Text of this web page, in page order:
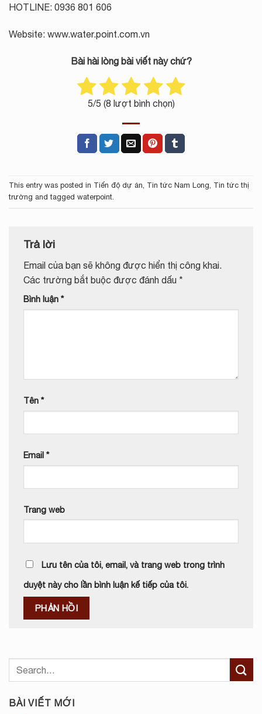
HOTLINE: 0936 801 606
Website: www.water.point.com.vn
Bài hài lòng bài viết này chứ?
5/5 (8 lượt bình chọn)
This entry was posted in Tiến độ dự án Tin tức Nam Long Tin tức thị
trường and tagged waterpoint
Trả lời
Email của bạn sẽ không được hiển thị công khai.
Các trường bắt buộc được đánh dấu *
Bình luận *
Tên *
Email *
Trang web
Lưu tên của tôi, email, và trang web trong trình
duyệt này cho lần bình luận kế tiếp của tôi.
BÀI VIẾT MỚI